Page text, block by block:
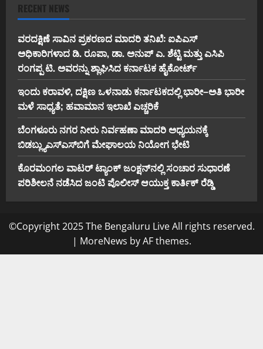
RECENT NEWS
ವರದಕ್ಷಿಣೆ ಸಾವಿನ ಪ್ರಕರಣದ ಮಾದರಿ ತನಿಖೆ: ಐಪಿಎಸ್
ಅಧಿಕಾರಿಗಳಾದ ಡಿ. ರೂಪಾ, ಡಾ. ಅನುಪ್ ಎ. ಶೆಟ್ಟಿ ಮತ್ತು ಎಸಿಪಿ
ರಂಗಪ್ಪ ಟಿ. ಅವರನ್ನು ಶ್ಲಾಘಿಸಿದ ಕರ್ನಾಟಕ ಹೈಕೋರ್ಟ್
ಇಂದು ಕರಾವಳಿ, ದಕ್ಷಿಣ ಒಳನಾಡು ಕರ್ನಾಟಕದಲ್ಲಿ ಭಾರೀ–ಅತಿ ಭಾರೀ
ಮಳೆ ಸಾಧ್ಯತೆ; ಹವಾಮಾನ ಇಲಾಖೆ ಎಚ್ಚರಿಕೆ
ಬೆಂಗಳೂರು ನಗರ ನೀರು ನಿರ್ವಹಣಾ ಮಾದರಿ ಅಧ್ಯಯನಕ್ಕೆ
ಬಿ‌ಡಬ್ಲ್ಯು‌ಎಸ್‌ಎಸ್‌ಬಿಗೆ ಮೇಘಾಲಯ ನಿಯೋಗ ಭೇಟಿ
ಕೊರಮಂಗಲ ವಾಟರ್ ಟ್ಯಾಂಕ್ ಜಂಕ್ಷನ್‌ನಲ್ಲಿ ಸಂಚಾರ ಸುಧಾರಣೆ
ಪರಿಶೀಲನೆ ನಡೆಸಿದ ಜಂಟಿ ಪೊಲೀಸ್ ಆಯುಕ್ತ ಕಾರ್ತಿಕ್ ರೆಡ್ಡಿ
©Copyright 2025 The Bengaluru Live All rights reserved.
| MoreNews by AF themes.